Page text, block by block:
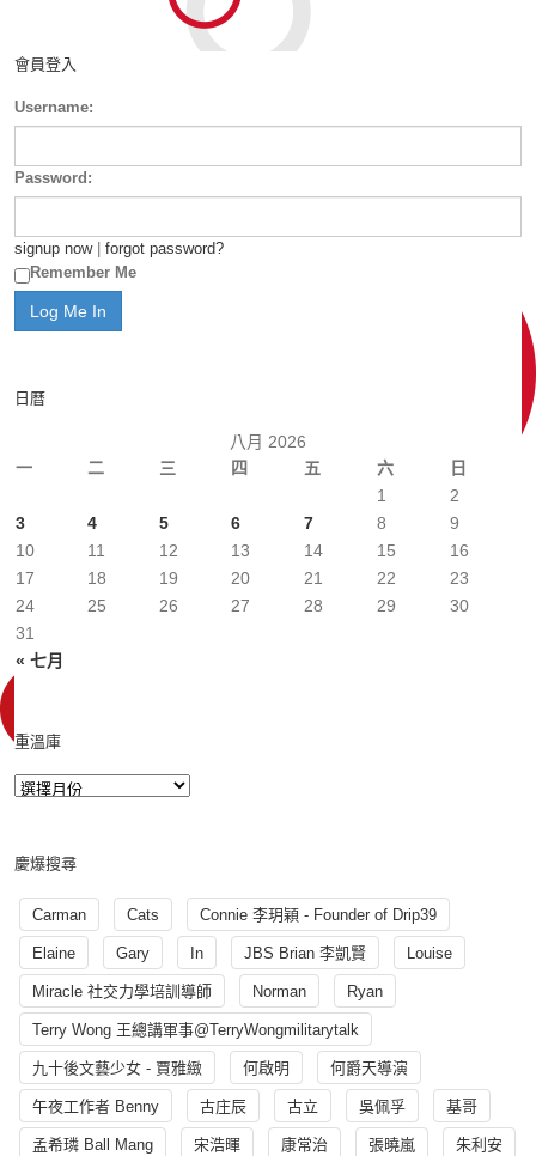
會員登入
Username:
Password:
signup now| forgot password?
Remember Me
日曆
八月 2026
一
二 三 四 五 六 日
« 七月
1
2
3
4 5 6 7 8
9
10
11 12 13 14 15
16
17
18 19 20 21 22
23
24
25 26 27 28 29
30
31
重溫庫
慶爆搜尋
Carman Cats Connie 李玥穎 - Founder of Drip39
Elaine Gary In JBS Brian 李凱賢 Louise
Miracle 社交力學培訓導師 Norman Ryan
Terry Wong 王總講軍事@TerryWongmilitarytalk
九十後文藝少女 - 賈雅緻 何啟明 何爵天導演
午夜工作者 Benny 古庄辰 古立 吳佩孚 基哥
孟希璘 Ball Mang 宋浩暉 康常治 張曉嵐 朱利安